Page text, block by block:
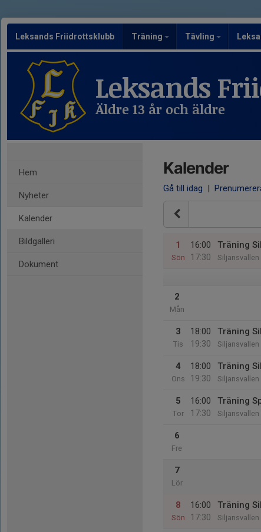
Leksands Friidrottsklubb Träning Tävling
Leksands
Äldre 13 år och äldre
Hem
Nyheter
Kalender
Bildgalleri
Dokument
Kalender
Gå till idag |
1
Sön
16:00
17:30
Träning
Siljansvallen
2
Mån
3
Tis
18:00
19:30
Träning
Siljansvallen
4
Ons
18:00
19:30
Träning
Siljansvallen
5
Tor
16:00
17:30
Träning
6
Fre
7
Lör
8
Sön
16:00
17:30
Träning
Siljansvallen